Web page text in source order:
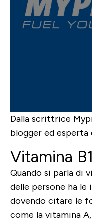
Dalla scrittrice
blogger ed esperta
Vitamina B1
Quando si parla di
delle persone ha
dovendo citare le
come la vitamina